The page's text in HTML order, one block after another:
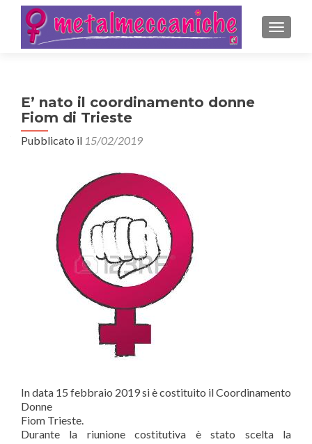
E’ nato il coordinamento donne
Fiom di Trieste
Pubblicato il 15/02/2019
In data 15 febbraio 2019 si è costituito il Coordinamento
Donne
Fiom Trieste.
Durante la riunione costitutiva è stato scelta la